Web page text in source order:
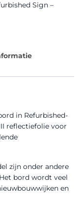
Sign –
in Refurbished-
reflectiefolie voor
zijn onder andere
bord wordt veel
en